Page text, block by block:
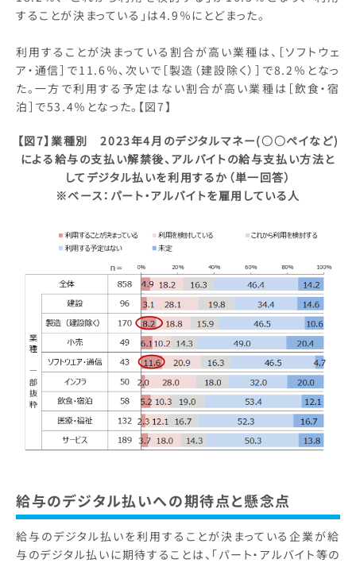
することが決まっている」は4.9％にとどまった。
利用することが決まっている割合が高い業種は、［ソフトウェ
ア・通信］で11.6％、次いで［製造（建設除く）］で8.2％となっ
た。一方で利用する予定はない割合が高い業種は［飲食・宿
泊］で53.4％となった。【図7】
【図7】業種別 2023年4月のデジタルマネー(○○ペイなど)
による給与の支払い解禁後、アルバイトの給与支払い方法と
してデジタル払いを利用するか（単一回答）
※ベース：パート・アルバイトを雇用している人
給与のデジタル払いへの期待点と懸念点
給与のデジタル払いを利用することが決まっている企業が給
与のデジタル払いに期待することは、「パート・アルバイト等の